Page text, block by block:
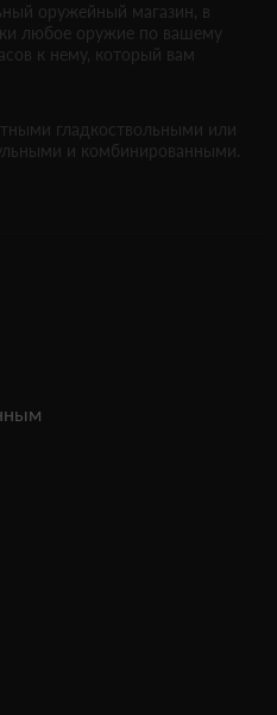
оружейный магазин, в
любое оружие по вашему
к нему, который вам
гладкоствольными или
и комбинированными.